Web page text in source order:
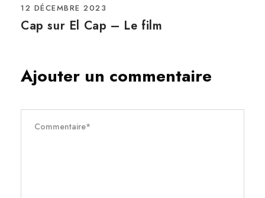
12 DÉCEMBRE 2023
Cap sur El Cap – Le film
Ajouter un commentaire